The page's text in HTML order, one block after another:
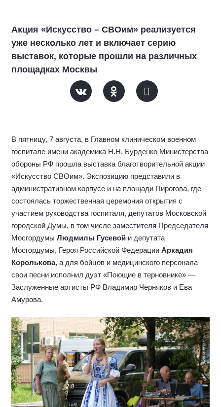
Акция «Искусство – СВОим» реализуется
уже несколько лет и включает серию
выставок, которые прошли на различных
площадках Москвы
В пятницу, 7 августа, в Главном клиническом военном
госпитале имени академика Н.Н. Бурденко Министерства
обороны РФ прошла выставка благотворительной акции
«Искусство СВОим». Экспозицию представили в
административном корпусе и на площади Пирогова, где
состоялась торжественная церемония открытия с
участием руководства госпиталя, депутатов Московской
городской Думы, в том числе заместителя Председателя
Мосгордумы Людмилы Гусевой и депутата
Мосгордумы, Героя Российской Федерации Аркадия
Королькова, а для бойцов и медицинского персонала
свои песни исполнил дуэт «Поющие в терновнике» —
Заслуженные артисты РФ Владимир Черняков и Ева
Амурова.